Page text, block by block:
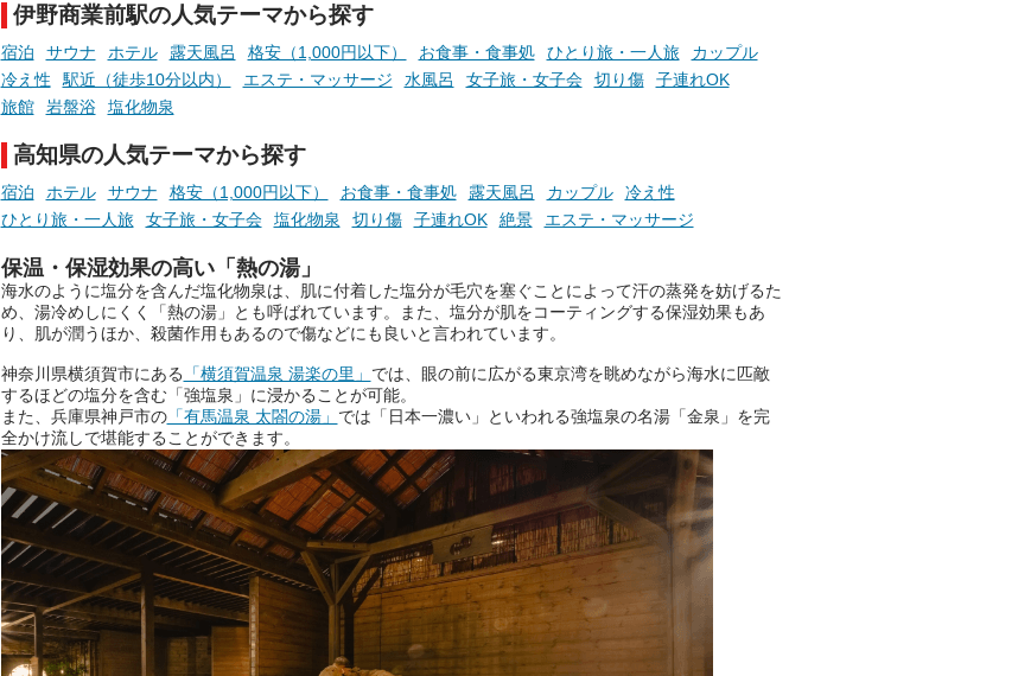
の本音。
そんな心のつぶやきを、湯あが
りの温まった心のまま相談でき
たら素敵ですよね。
ニフティ温泉の「占いベンチ」
は、そんなあなたの心のつぶや
とができるサービスです。
おふろパス会員様なら、この特
別なひとときを「毎月10分無
料」でご利用いただけます。
お湯で体がほぐれたら、次は占
い師さんとお話しして、心もほ
ぐしてみませんか？
つ、万人におすすめしたい施設
を厳選しました。
チェックしてください！
のPR記事です。
伊野商業前駅の人気テーマから探す
宿泊 サウナ ホテル 露天風呂 格安（1,000円以下） お食事・食事処 ひとり旅・一人旅
カップル
冷え性
駅近（徒歩10分以内） エステ・マッサージ 水風呂 女子旅・女子会 切り傷
子連れOK
旅館
岩盤浴 塩化物泉
高知県の人気テーマから探す
宿泊 ホテル サウナ 格安（1,000円以下） お食事・食事処 露天風呂 カップル
冷え性
ひとり旅・一人旅
女子旅・女子会 塩化物泉 切り傷 子連れOK 絶景 エステ・マッサージ
保温・保湿効果の高い「熱の湯」
海水のように塩分を含んだ塩化物泉は、肌に付着した塩分が毛穴を塞ぐことによって汗の蒸発を妨げるた
め、湯冷めしにくく「熱の湯」とも呼ばれています。また、塩分が肌をコーティングする保湿効果もあ
り、肌が潤うほか、殺菌作用もあるので傷などにも良いと言われています。
神奈川県横須賀市にある 「横須賀温泉 湯楽の里」 では、眼の前に広がる東京湾を眺めながら海水に匹敵
するほどの塩分を含む「強塩泉」に浸かることが可能。
また、兵庫県神戸市の「有馬温泉 太閤の湯」 では「日本一濃い」といわれる強塩泉の名湯「金泉」を完
全かけ流しで堪能することができます。